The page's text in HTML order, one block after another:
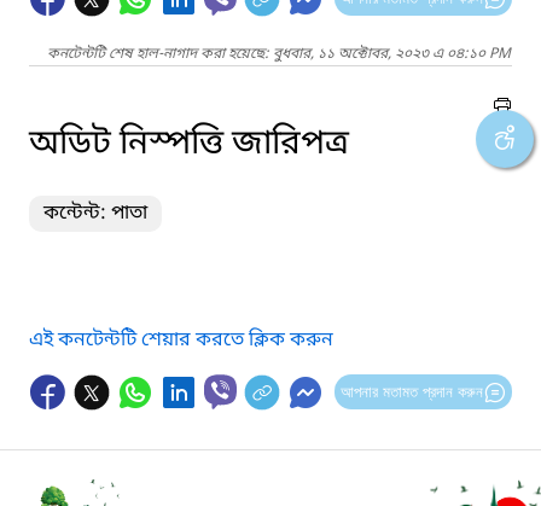
কনটেন্টটি শেষ হাল-নাগাদ করা হয়েছে: বুধবার, ১১ অক্টোবর, ২০২৩ এ ০৪:১০ PM
অডিট নিস্পত্তি জারিপত্র
কন্টেন্ট: পাতা
এই কনটেন্টটি শেয়ার করতে ক্লিক করুন
আপনার মতামত প্রদান করুন